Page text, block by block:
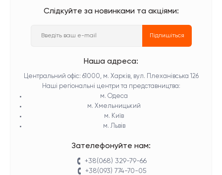
Слідкуйте за новинками та акціями:
Підпишіться
Наша адреса:
Центральний офіс: 61000, м. Харків, вул. Плеханівська 126
Наші регіональні центри та представництва:
м. Одеса
м. Хмельницький
м. Київ
м. Львів
Зателефонуйте нам:
+38(068) 329-79-66
+38(093) 774-70-05